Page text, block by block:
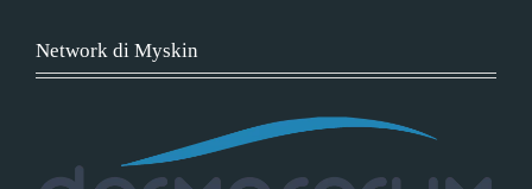
Network di Myskin